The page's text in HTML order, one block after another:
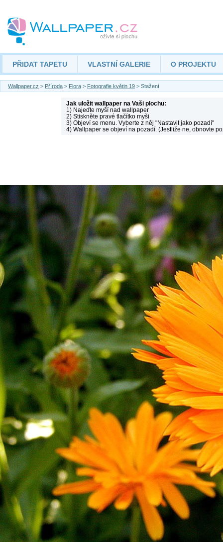
PŘIDAT TAPETU VLASTNÍ GALERIE O PROJEKTU
Wallpaper.cz > Příroda > Flora > Fotografie květin 19 > Stažení
Jak uložit wallpaper na Vaši plochu:
1) Najeďte myší nad wallpaper
2) Stiskněte pravé tlačítko myši
3) Objeví se menu. Vyberte z něj "Nastavit jako pozadí"
4) Wallpaper se objeví na pozadí. (Jestliže ne, obnovte